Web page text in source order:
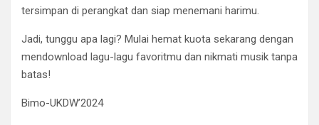
tersimpan di perangkat dan siap menemani harimu.
Jadi, tunggu apa lagi? Mulai hemat kuota sekarang dengan
mendownload lagu-lagu favoritmu dan nikmati musik tanpa
batas!
Bimo-UKDW’2024